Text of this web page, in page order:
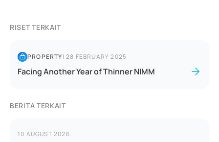
RISET TERKAIT
PROPERTY|28 FEBRUARY 2025
Facing Another Year of Thinner NIMM
BERITA TERKAIT
10 AUGUST 2026